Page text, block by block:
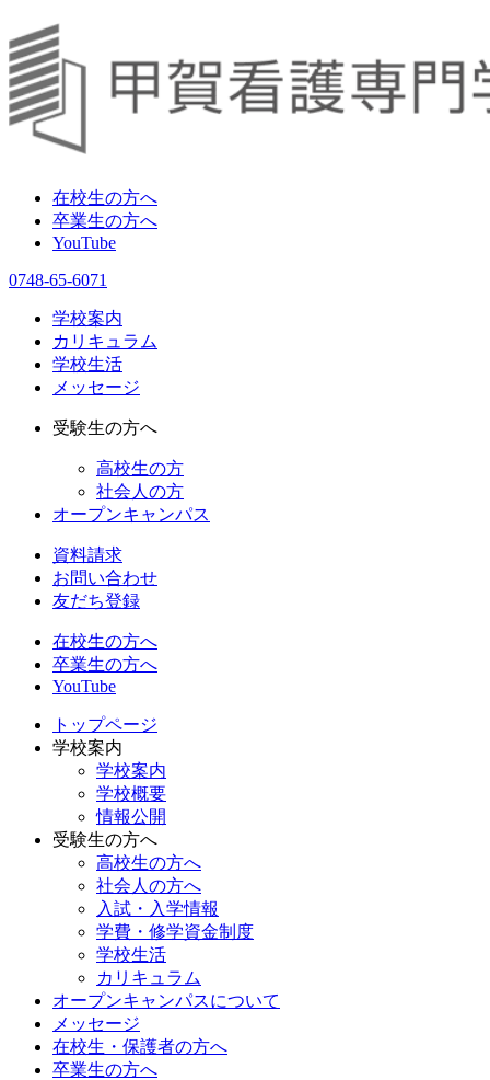
在校生の方へ
卒業生の方へ
YouTube
0748-65-6071
学校案内
カリキュラム
学校生活
メッセージ
受験生の方へ
高校生の方
社会人の方
オープンキャンパス
資料請求
お問い合わせ
友だち登録
在校生の方へ
卒業生の方へ
YouTube
トップページ
学校案内
学校案内
学校概要
情報公開
受験生の方へ
高校生の方へ
社会人の方へ
入試・入学情報
学費・修学資金制度
学校生活
カリキュラム
オープンキャンパスについて
メッセージ
在校生・保護者の方へ
卒業生の方へ